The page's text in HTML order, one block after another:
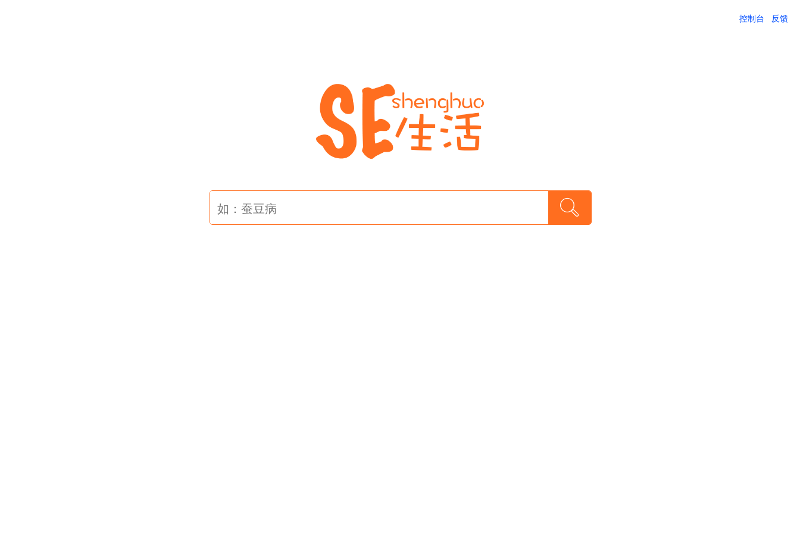
控制台 反馈